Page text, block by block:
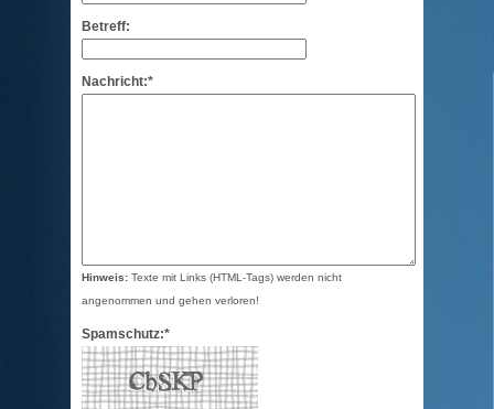
Betreff:
Nachricht:*
Hinweis: Texte mit Links (HTML-Tags) werden nicht
angenommen und gehen verloren!
Spamschutz:*